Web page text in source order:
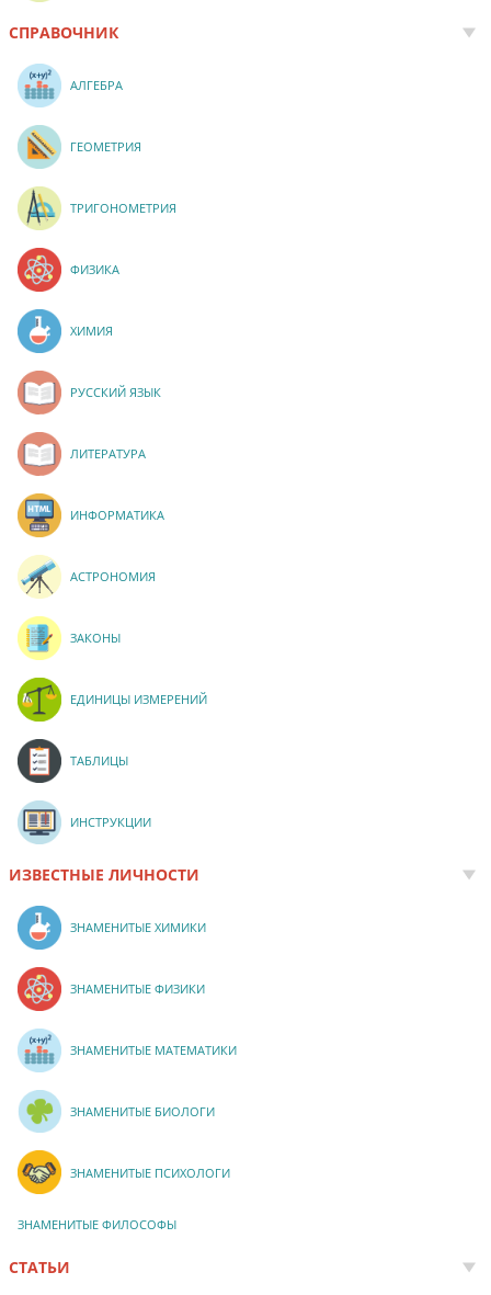
СПРАВОЧНИК
АЛГЕБРА
ГЕОМЕТРИЯ
ТРИГОНОМЕТРИЯ
ФИЗИКА
ХИМИЯ
РУССКИЙ ЯЗЫК
ЛИТЕРАТУРА
ИНФОРМАТИКА
АСТРОНОМИЯ
ЗАКОНЫ
ЕДИНИЦЫ ИЗМЕРЕНИЙ
ТАБЛИЦЫ
ИНСТРУКЦИИ
ИЗВЕСТНЫЕ ЛИЧНОСТИ
ЗНАМЕНИТЫЕ ХИМИКИ
ЗНАМЕНИТЫЕ ФИЗИКИ
ЗНАМЕНИТЫЕ МАТЕМАТИКИ
ЗНАМЕНИТЫЕ БИОЛОГИ
ЗНАМЕНИТЫЕ ПСИХОЛОГИ
ЗНАМЕНИТЫЕ ФИЛОСОФЫ
СТАТЬИ